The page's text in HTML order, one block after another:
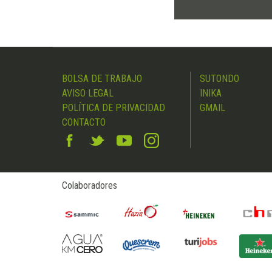
BOLSA DE TRABAJO
AVISO LEGAL
POLÍTICA DE PRIVACIDAD
CONTACTO
SUTONDO
INIKA
GMAIL
Colaboradores